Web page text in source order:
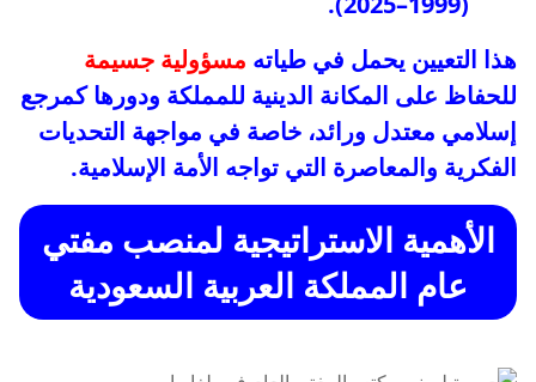
هذا التعيين يحمل في طياته مسؤولية جسيمة
للحفاظ على المكانة الدينية للمملكة ودورها كمرجع
إسلامي معتدل ورائد، خاصة في مواجهة التحديات
الفكرية والمعاصرة التي تواجه الأمة الإسلامية.
الأهمية الاستراتيجية لمنصب مفتي
عام المملكة العربية السعودية